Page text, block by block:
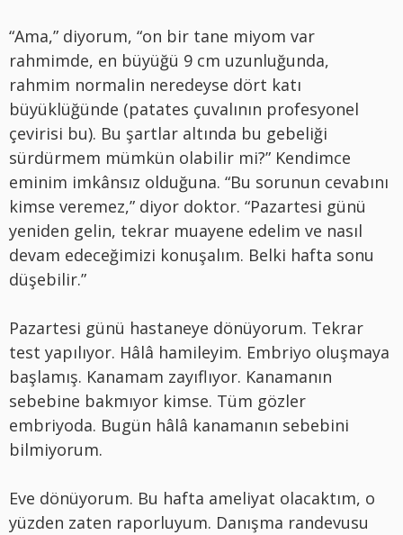
“Ama,” diyorum, “on bir tane miyom var
rahmimde, en büyüğü 9 cm uzunluğunda,
rahmim normalin neredeyse dört katı
büyüklüğünde (patates çuvalının profesyonel
çevirisi bu). Bu şartlar altında bu gebeliği
sürdürmem mümkün olabilir mi?” Kendimce
eminim imkânsız olduğuna. “Bu sorunun cevabını
kimse veremez,” diyor doktor. “Pazartesi günü
yeniden gelin, tekrar muayene edelim ve nasıl
devam edeceğimizi konuşalım. Belki hafta sonu
düşebilir.”
Pazartesi günü hastaneye dönüyorum. Tekrar
test yapılıyor. Hâlâ hamileyim. Embriyo oluşmaya
başlamış. Kanamam zayıflıyor. Kanamanın
sebebine bakmıyor kimse. Tüm gözler
embriyoda. Bugün hâlâ kanamanın sebebini
bilmiyorum.
Eve dönüyorum. Bu hafta ameliyat olacaktım, o
yüzden zaten raporluyum. Danışma randevusu